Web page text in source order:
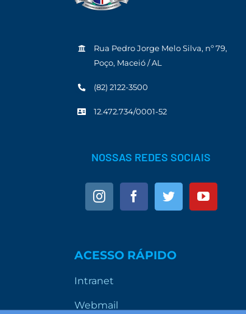
Rua Pedro Jorge Melo Silva, nº 79,
Poço, Maceió / AL
(82) 2122-3500
12.472.734/0001-52
NOSSAS REDES SOCIAIS
ACESSO RÁPIDO
Intranet
Webmail